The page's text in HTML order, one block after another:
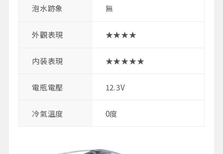
泡水跡象 無
外觀表現 ★★★★
内装表現 ★★★★★
電瓶電壓 12.3V
冷氣溫度 0度